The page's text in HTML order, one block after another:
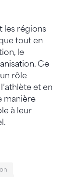
les régions
tout en
le
Ce
rôle
et en
manière
à leur